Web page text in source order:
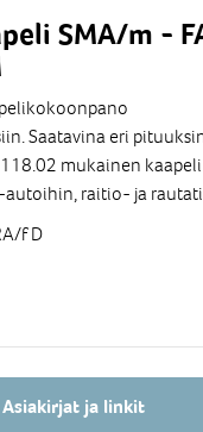
SMA/m -
Saatavina eri
mukainen
raitio- ja
f D
Asiakirjat ja linkit